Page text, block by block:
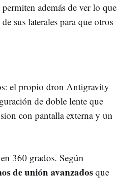
además de ver lo que
sus laterales para que otros
el propio dron Antigravity
de doble lente que
con pantalla externa y un
360 grados. Según
de unión avanzados que